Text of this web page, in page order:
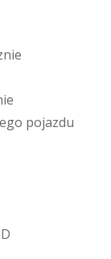
nie
ie
ego pojazdu
D